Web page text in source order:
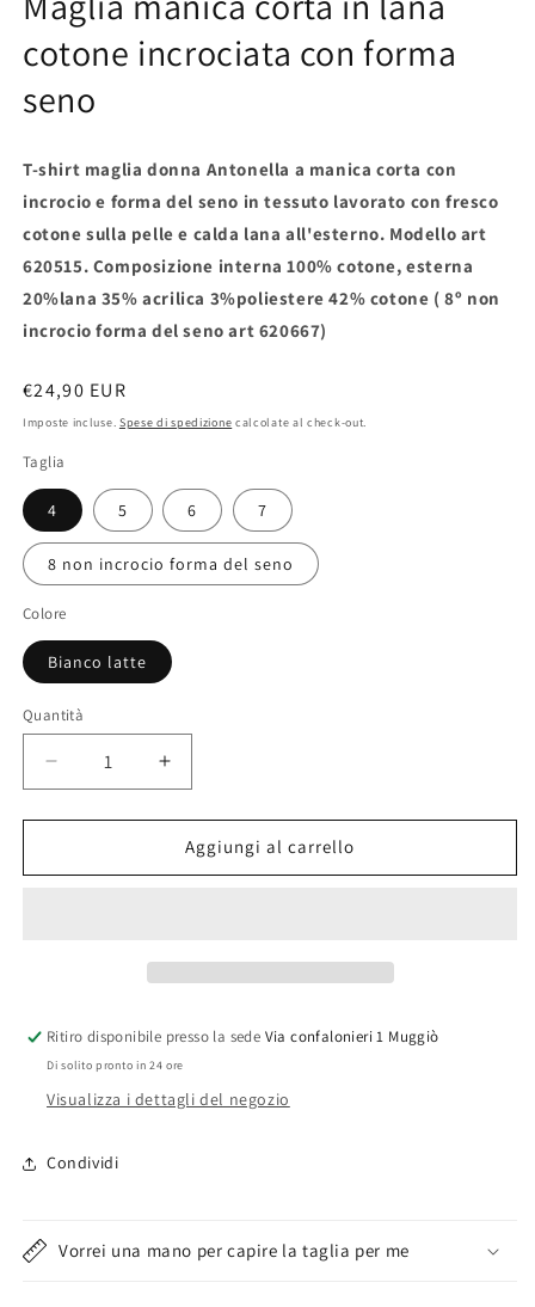
cotone incrociata con forma
seno
T-shirt maglia donna Antonella a manica corta con
incrocio e forma del seno in tessuto lavorato con fresco
cotone sulla pelle e calda lana all'esterno. Modello art
620515. Composizione interna 100% cotone, esterna
20%lana 35% acrilica 3%poliestere 42% cotone ( 8º non
incrocio forma del seno art 620667)
Prezzo
di
€24,90 EUR
Imposte incluse. Spese di spedizione calcolate al check-out.
Taglia
4 5 6 7
8 non incrocio forma del seno
Colore
Bianco latte
Quantità
Diminuisci
quantità
per
manica
forma
seno
Aumenta
quantità
per
Maglia
manica
forma
seno
Aggiungi al carrello
Ritiro disponibile presso la sede Via confalonieri 1 Muggiò
Di solito pronto in 24 ore
Visualizza i dettagli del negozio
Condividi
Vorrei una mano per capire la taglia per me